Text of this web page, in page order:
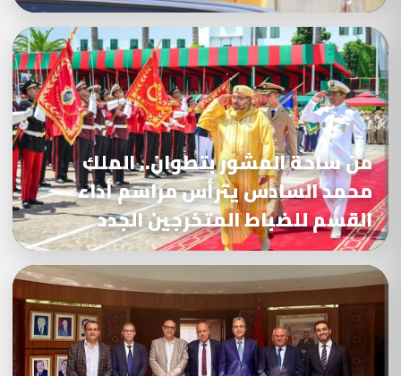
من ساحة المشور بتطوان.. الملك
محمد السادس يترأس مراسم أداء
القسم للضباط المتخرجين الجدد